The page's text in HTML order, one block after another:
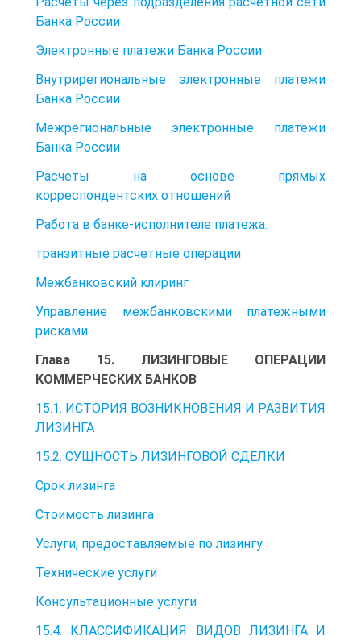
Банка России
Электронные платежи Банка России
Внутрирегиональные электронные платежи
Банка России
Межрегиональные электронные платежи
Банка России
Расчеты на основе прямых
корреспондентских отношений
Работа в банке-исполнителе платежа.
транзитные расчетные операции
Межбанковский клиринг
Управление межбанковскими платежными
рисками
Глава 15. ЛИЗИНГОВЫЕ ОПЕРАЦИИ
КОММЕРЧЕСКИХ БАНКОВ
15.1. ИСТОРИЯ ВОЗНИКНОВЕНИЯ И РАЗВИТИЯ
ЛИЗИНГА
15.2. СУЩНОСТЬ ЛИЗИНГОВОЙ СДЕЛКИ
Срок лизинга
Стоимость лизинга
Услуги, предоставляемые по лизингу
Технические услуги
Консультационные услуги
15.4. КЛАССИФИКАЦИЯ ВИДОВ ЛИЗИНГА И